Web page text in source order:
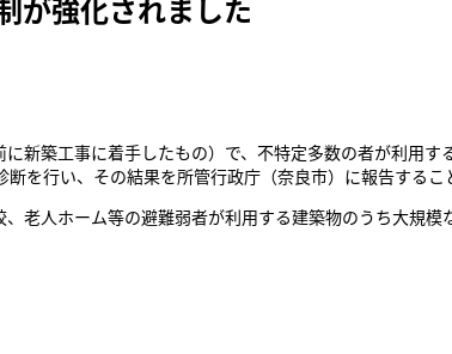
が強化されました
新築工事に着手したもの）で、不特定多数の者が利用
を行い、その結果を所管行政庁（奈良市）に報告するこ
老人ホーム等の避難弱者が利用する建築物のうち大規模